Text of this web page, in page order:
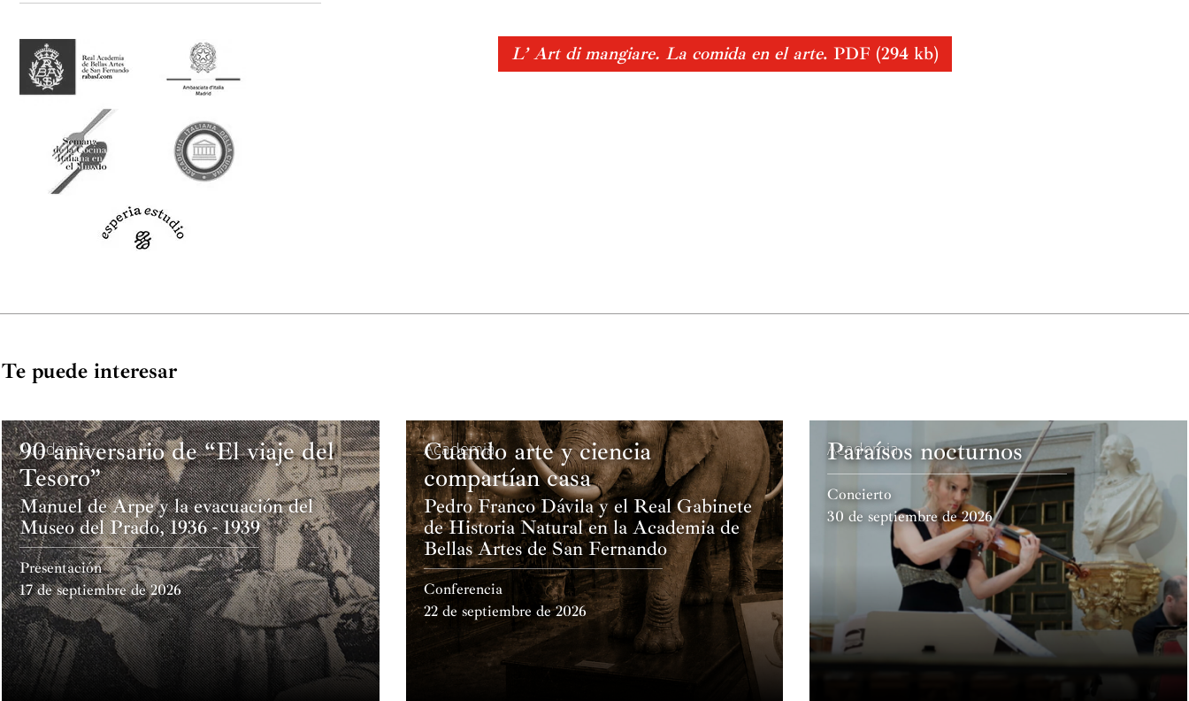
L’ Art di mangiare. La comida en el arte. PDF (294 kb)
Te puede interesar
Academia
90 aniversario de “El viaje del
Tesoro”
Manuel de Arpe y la evacuación del
Museo del Prado, 1936 - 1939
Presentación
17 de septiembre de 2026
Academia
Cuando arte y ciencia
compartían casa
Pedro Franco Dávila y el Real Gabinete
de Historia Natural en la Academia de
Bellas Artes de San Fernando
Conferencia
22 de septiembre de 2026
Academia
Paraísos nocturnos
Concierto
30 de septiembre de 2026